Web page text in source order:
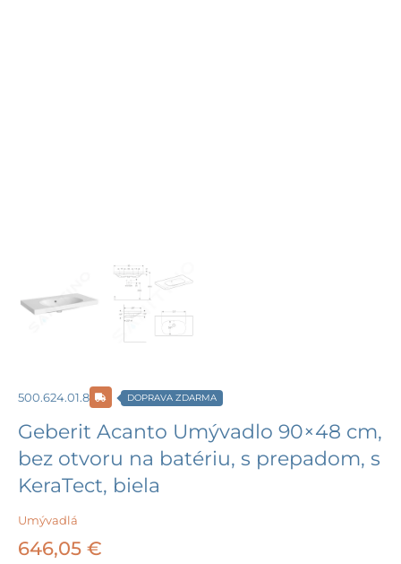
500.624.01.8 DOPRAVA ZDARMA
Geberit Acanto Umývadlo 90×48 cm,
bez otvoru na batériu, s prepadom, s
KeraTect, biela
Umývadlá
646,05 €